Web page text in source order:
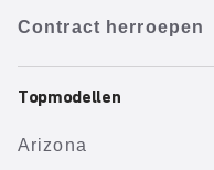
Contract herroepen
Topmodellen
Arizona